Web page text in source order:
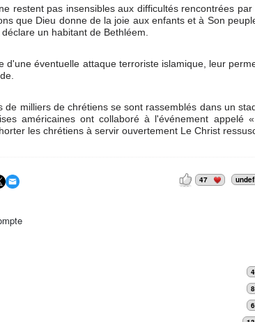
restent pas insensibles aux difficultés rencontrées par
que Dieu donne de la joie aux enfants et à Son
un habitant de Bethléem.
éventuelle attaque terroriste islamique, leur
milliers de chrétiens se sont rassemblés dans un
américaines ont collaboré à l'événement appelé
les chrétiens à servir ouvertement Le Christ
47